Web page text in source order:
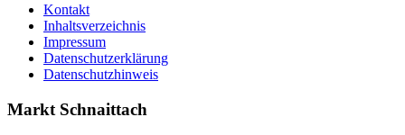
Kontakt
Inhaltsverzeichnis
Impressum
Datenschutzerklärung
Datenschutzhinweis
Markt Schnaittach